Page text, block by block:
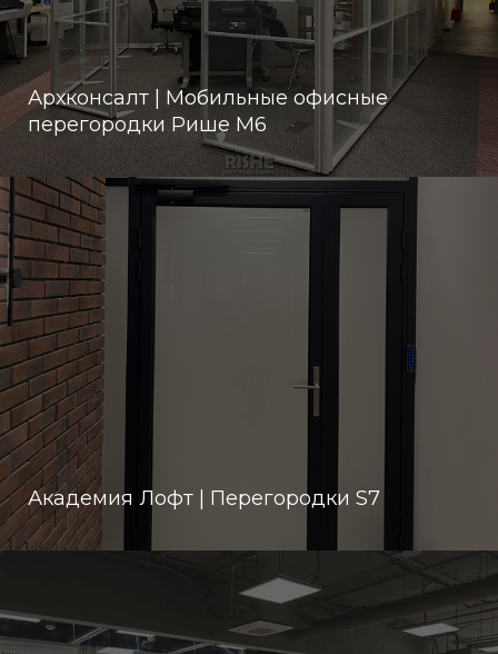
Архконсалт | Мобильные офисные
перегородки Рише М6
Академия Лофт | Перегородки S7